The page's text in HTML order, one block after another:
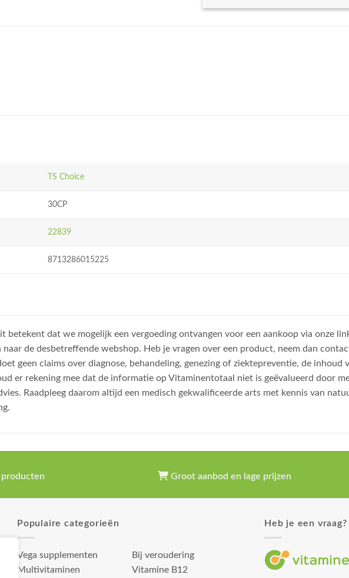
TS Choice
30CP
22839
8713286015225
dat we mogelijk een vergoeding ontvangen voor een aankoop via onze
de desbetreffende webshop. Heb je vragen over een product, neem dan
geen claims over diagnose, behandeling, genezing of ziektepreventie, de inhoud
er rekening mee dat de informatie op Vitaminentotaal niet is geëvalueerd door
Raadpleeg daarom altijd een medisch gekwalificeerde arts met kennis van
producten Groot aanbod en lage prijzen
Populaire categorieën
Vega supplementen
Multivitaminen
Bij veroudering
Vitamine B12
Heb je een vraag?